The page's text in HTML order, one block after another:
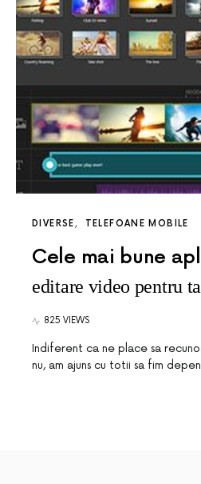
DIVERSE TELEFOANE MOBILE
Cele mai bune
editare video pentru
825 VIEWS
Indiferent ca ne place sa
nu, am ajuns cu totii sa fim